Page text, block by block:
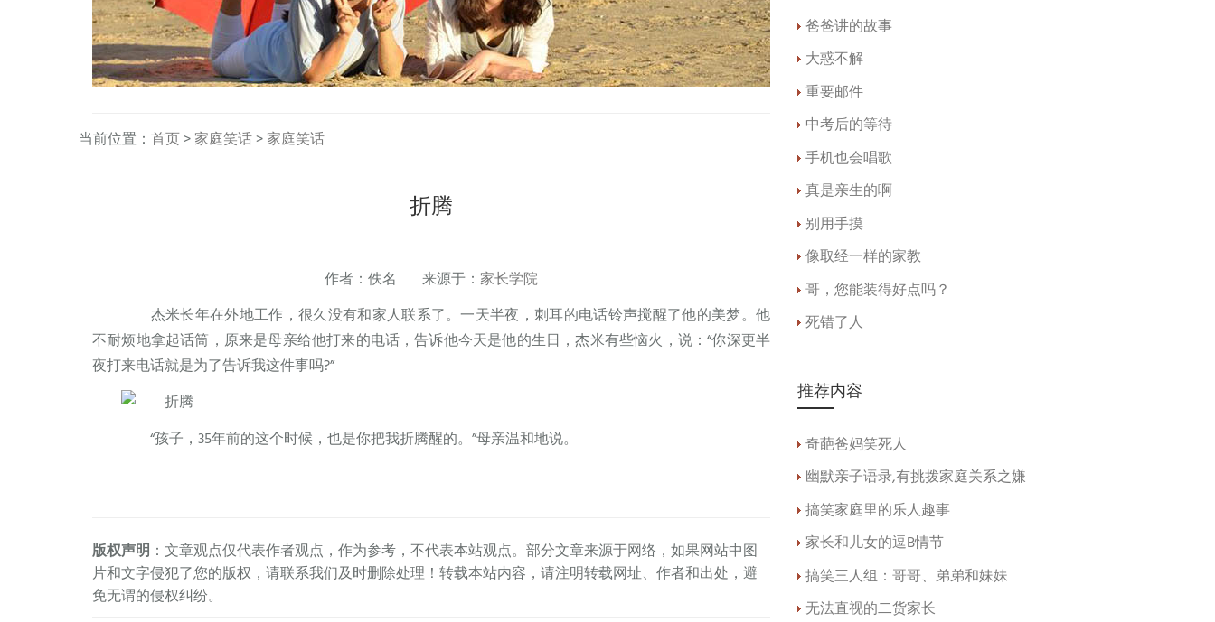
当前位置： 首页>家庭笑话>家庭笑话
折腾
作者：佚名 来源于： 家长学院
杰米长年在外地工作，很久没有和家人联系了。一天半夜，刺耳的电话铃声搅醒了他的美梦。他
不耐烦地拿起话筒，原来是母亲给他打来的电话，告诉他今天是他的生日，杰米有些恼火，说：“你深更半
夜打来电话就是为了告诉我这件事吗?”
“孩子，35年前的这个时候，也是你把我折腾醒的。”母亲温和地说。
版权声明 ：文章观点仅代表作者观点，作为参考，不代表本站观点。部分文章来源于网络，如果网站中图
片和文字侵犯了您的版权，请联系我们及时删除处理！转载本站内容，请注明转载网址、作者和出处，避
免无谓的侵权纠纷。
爸爸讲的故事
大惑不解
重要邮件
中考后的等待
手机也会唱歌
真是亲生的啊
别用手摸
像取经一样的家教
哥，您能装得好点吗？
死错了人
推荐内容
奇葩爸妈笑死人
幽默亲子语录,有挑拨家庭关系之嫌
搞笑家庭里的乐人趣事
家长和儿女的逗B情节
搞笑三人组：哥哥、弟弟和妹妹
无法直视的二货家长